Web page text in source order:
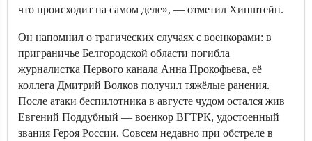
что происходит на самом деле», — отметил Хинштейн.
Он напомнил о трагических случаях с военкорами: в
приграничье Белгородской области погибла
журналистка Первого канала Анна Прокофьева, её
коллега Дмитрий Волков получил тяжёлые ранения.
После атаки беспилотника в августе чудом остался жив
Евгений Поддубный — военкор ВГТРК, удостоенный
звания Героя России. Совсем недавно при обстреле в